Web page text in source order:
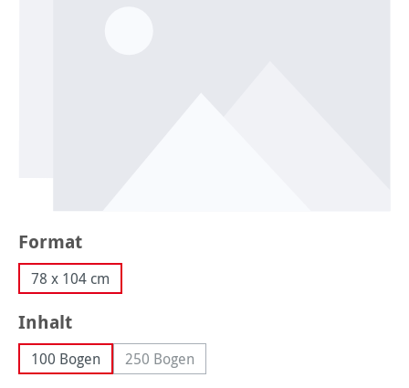
Formatauswählen
78 x 104 cm
Inhaltauswählen
100 Bogen 250 Bogen(Diese Option ist zurzeit nicht verfügbar.)